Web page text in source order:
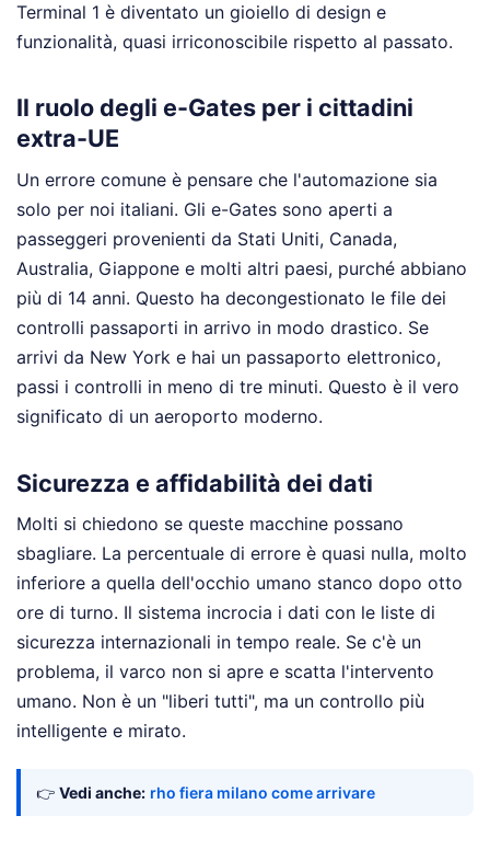
Terminal 1 è diventato un gioiello di design e
funzionalità, quasi irriconoscibile rispetto al passato.
Il ruolo degli e-Gates per i cittadini
extra-UE
Un errore comune è pensare che l'automazione sia
solo per noi italiani. Gli e-Gates sono aperti a
passeggeri provenienti da Stati Uniti, Canada,
Australia, Giappone e molti altri paesi, purché abbiano
più di 14 anni. Questo ha decongestionato le file dei
controlli passaporti in arrivo in modo drastico. Se
arrivi da New York e hai un passaporto elettronico,
passi i controlli in meno di tre minuti. Questo è il vero
significato di un aeroporto moderno.
Sicurezza e affidabilità dei dati
Molti si chiedono se queste macchine possano
sbagliare. La percentuale di errore è quasi nulla, molto
inferiore a quella dell'occhio umano stanco dopo otto
ore di turno. Il sistema incrocia i dati con le liste di
sicurezza internazionali in tempo reale. Se c'è un
problema, il varco non si apre e scatta l'intervento
umano. Non è un "liberi tutti", ma un controllo più
intelligente e mirato.
👉 Vedi anche: rho fiera milano come arrivare